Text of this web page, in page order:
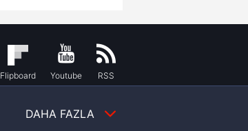
Flipboard Youtube RSS
DAHA FAZLA